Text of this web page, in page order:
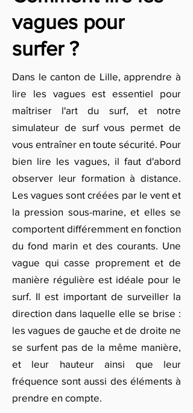
vagues pour
surfer ?
Dans le canton de Lille, apprendre à
lire les vagues est essentiel pour
maîtriser l'art du surf, et notre
simulateur de surf vous permet de
vous entraîner en toute sécurité. Pour
bien lire les vagues, il faut d'abord
observer leur formation à distance.
Les vagues sont créées par le vent et
la pression sous-marine, et elles se
comportent différemment en fonction
du fond marin et des courants. Une
vague qui casse proprement et de
manière régulière est idéale pour le
surf. Il est important de surveiller la
direction dans laquelle elle se brise :
les vagues de gauche et de droite ne
se surfent pas de la même manière,
et leur hauteur ainsi que leur
fréquence sont aussi des éléments à
prendre en compte.